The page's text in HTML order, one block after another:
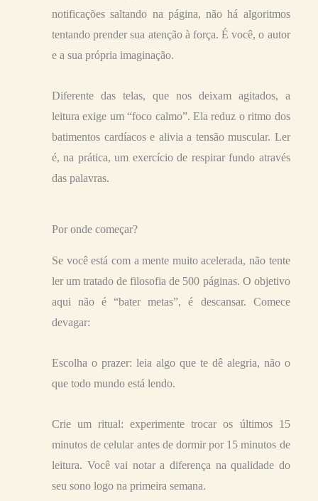
notificações saltando na página, não há algoritmos
tentando prender sua atenção à força. É você, o autor
e a sua própria imaginação.
Diferente das telas, que nos deixam agitados, a
leitura exige um “foco calmo”. Ela reduz o ritmo dos
batimentos cardíacos e alivia a tensão muscular. Ler
é, na prática, um exercício de respirar fundo através
das palavras.
Por onde começar?
Se você está com a mente muito acelerada, não tente
ler um tratado de filosofia de 500 páginas. O objetivo
aqui não é “bater metas”, é descansar. Comece
devagar:
Escolha o prazer: leia algo que te dê alegria, não o
que todo mundo está lendo.
Crie um ritual: experimente trocar os últimos 15
minutos de celular antes de dormir por 15 minutos de
leitura. Você vai notar a diferença na qualidade do
seu sono logo na primeira semana.